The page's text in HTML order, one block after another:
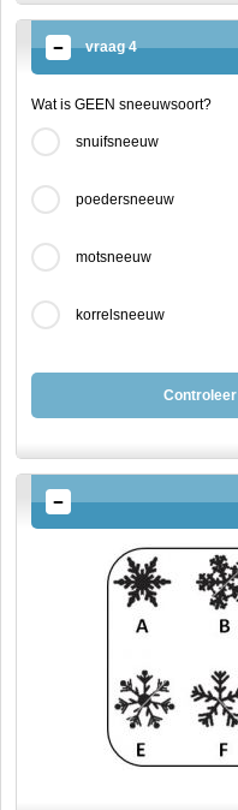
vraag 4
Wat is GEEN sneeuwsoort?
snuifsneeuw
poedersneeuw
motsneeuw
korrelsneeuw
Controleer